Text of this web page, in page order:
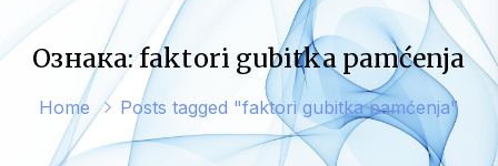
Ознака: faktori gubitka pamćenja
Home Posts tagged "faktori gubitka pamćenja"